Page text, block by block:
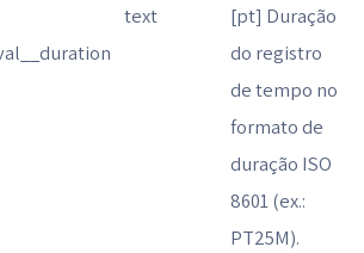
text
[pt] Duração
do registro
de tempo no
formato de
duração ISO
8601 (ex.:
PT25M).